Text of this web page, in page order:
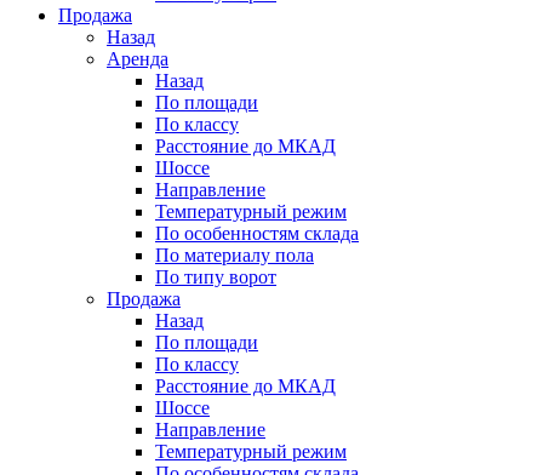
Продажа
Назад
Аренда
Назад
По площади
По классу
Расстояние до МКАД
Шоссе
Направление
Температурный режим
По особенностям склада
По материалу пола
По типу ворот
Продажа
Назад
По площади
По классу
Расстояние до МКАД
Шоссе
Направление
Температурный режим